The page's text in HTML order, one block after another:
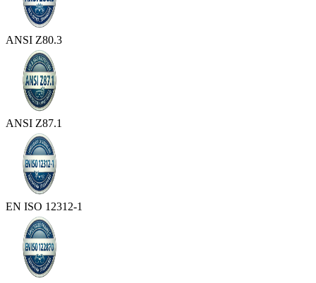
ANSI Z80.3
ANSI Z87.1
EN ISO 12312-1